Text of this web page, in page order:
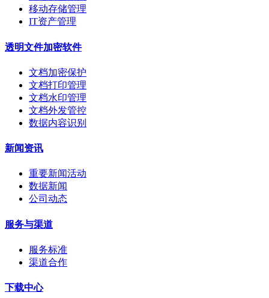
移动存储管理
IT资产管理
透明文件加密软件
文档加密保护
文档打印管理
文档水印管理
文档外发管控
数据内容识别
新闻资讯
重要新闻活动
数据新闻
公司动态
服务与渠道
服务标准
渠道合作
下载中心